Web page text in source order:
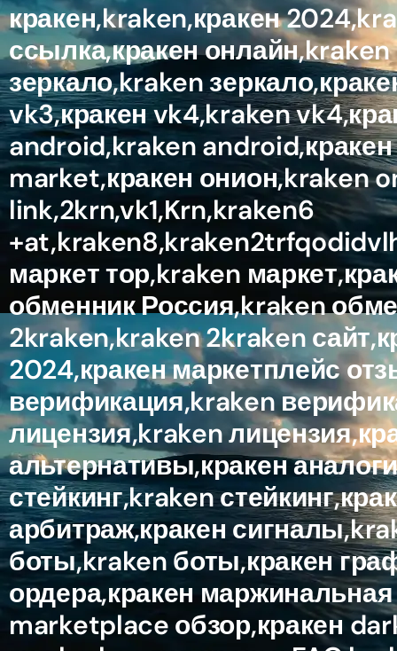
кракен,kraken,кракен
ссылка,кракен
зеркало,kraken
vk3,кракен vk4,kraken
android,kraken
market,кракен онион,kraken
link,2krn,vk1,Krn,kraken6
маркет тор,kraken
обменник Россия,kraken
2kraken,kraken 2kraken
2024,кракен маркетплейс
верификация,kraken
лицензия,kraken
альтернативы,кракен
стейкинг,kraken
арбитраж,кракен
боты,kraken боты,кракен
ордера,кракен
marketplace обзор,кракен